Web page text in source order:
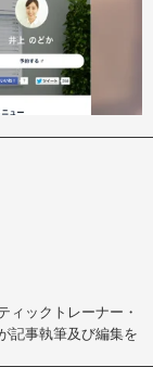
ィックトレーナー・
記事執筆及び編集を